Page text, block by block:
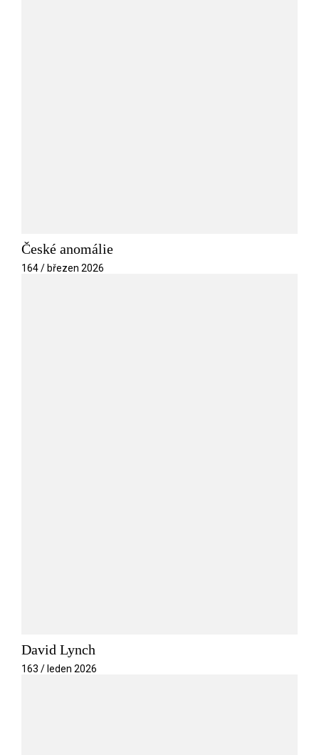
České anomálie
164 / březen 2026
David Lynch
163 / leden 2026